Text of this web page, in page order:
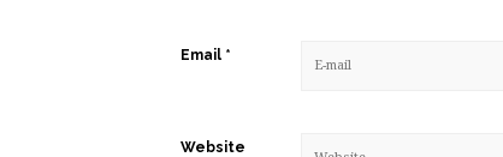
Email *
Website